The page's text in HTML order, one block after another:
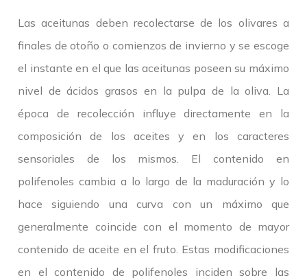
Las aceitunas deben recolectarse de los olivares a
finales de otoño o comienzos de invierno y se escoge
el instante en el que las aceitunas poseen su máximo
nivel de ácidos grasos en la pulpa de la oliva. La
época de recolección influye directamente en la
composición de los aceites y en los caracteres
sensoriales de los mismos. El contenido en
polifenoles cambia a lo largo de la maduración y lo
hace siguiendo una curva con un máximo que
generalmente coincide con el momento de mayor
contenido de aceite en el fruto. Estas modificaciones
en el contenido de polifenoles inciden sobre las